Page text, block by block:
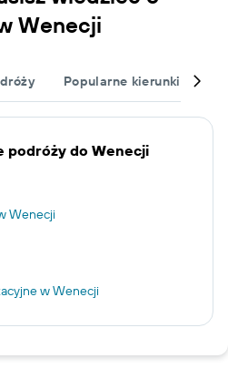
Wenecji
Popularne kierunki
podróży do Wenecji
Wenecji
w Wenecji